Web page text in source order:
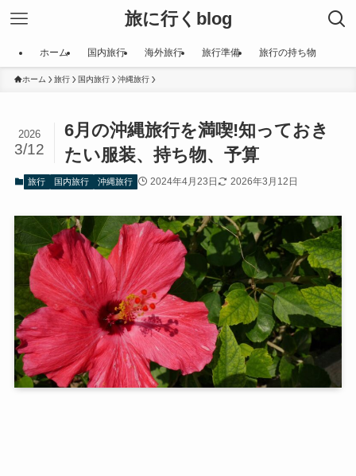
旅に行くblog
ホーム 国内旅行 海外旅行 旅行準備 旅行の持ち物
ホーム 旅行 国内旅行 沖縄旅行
6月の沖縄旅行を満喫!知っておき
たい服装、持ち物、予算
2026
3/12
旅行 国内旅行 沖縄旅行 2024年4月23日 2026年3月12日